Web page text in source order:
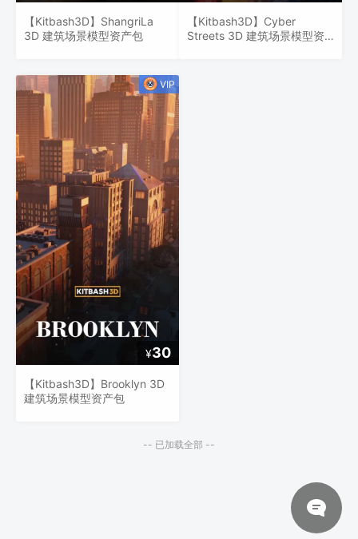
【Kitbash3D】ShangriLa
3D 建筑场景模型资产包
¥30
【Kitbash3D】Brooklyn 3D
建筑场景模型资产包
【Kitbash3D】Cyber
Streets 3D 建筑场景模型资
-- 已加载全部 --